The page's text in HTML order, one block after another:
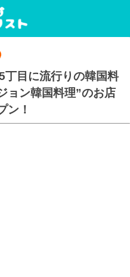
丁目に流行りの韓国料
ョン韓国料理”のお店
ン！